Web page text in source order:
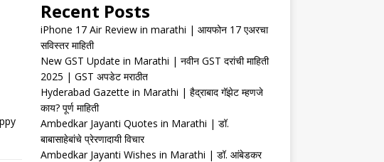
Recent Posts
iPhone 17 Air Review in marathi | आयफोन 17 एअरचा
सविस्तर माहिती
New GST Update in Marathi | नवीन GST दरांची माहिती
2025 | GST अपडेट मराठीत
Hyderabad Gazette in Marathi | हैद्राबाद गॅझेट म्हणजे
काय? पूर्ण माहिती
Ambedkar Jayanti Quotes in Marathi | डॉ.
बाबासाहेबांचे प्रेरणादायी विचार
Ambedkar Jayanti Wishes in Marathi | डॉ. आंबेडकर